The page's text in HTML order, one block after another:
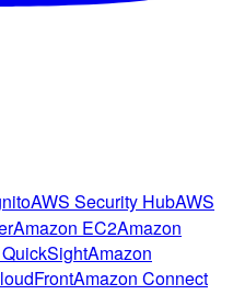
AWS Security HubAWS
Amazon EC2Amazon
Amazon
Amazon Connect